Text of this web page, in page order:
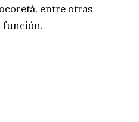
entre otras
función.